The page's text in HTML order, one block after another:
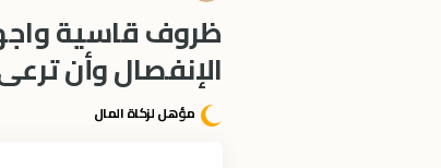
ظروف قاسية
الإنفصال وأن
مؤهل لزكاة المال